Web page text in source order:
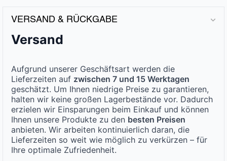
VERSAND & RÜCKGABE
Versand
Aufgrund unserer Geschäftsart werden die
Lieferzeiten auf zwischen 7 und 15 Werktagen
geschätzt. Um Ihnen niedrige Preise zu garantieren,
halten wir keine großen Lagerbestände vor. Dadurch
erzielen wir Einsparungen beim Einkauf und können
Ihnen unsere Produkte zu den besten Preisen
anbieten. Wir arbeiten kontinuierlich daran, die
Lieferzeiten so weit wie möglich zu verkürzen – für
Ihre optimale Zufriedenheit.